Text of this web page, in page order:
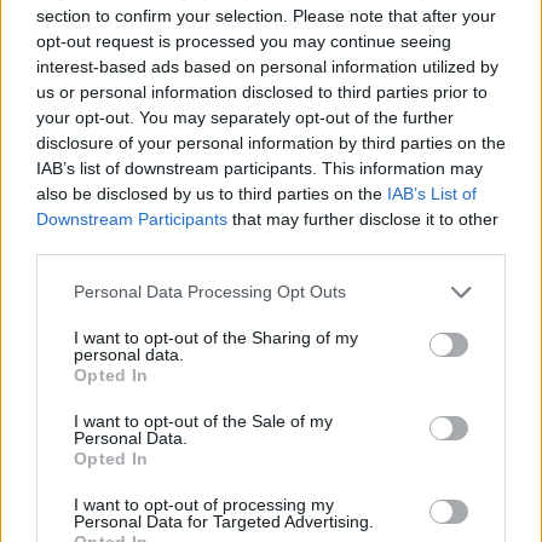
section to confirm your selection. Please note that after your
opt-out request is processed you may continue seeing
interest-based ads based on personal information utilized by
us or personal information disclosed to third parties prior to
your opt-out. You may separately opt-out of the further
disclosure of your personal information by third parties on the
IAB’s list of downstream participants. This information may
also be disclosed by us to third parties on the IAB’s List of
Downstream Participants that may further disclose it to other
Personal Data Processing Opt Outs
I want to opt-out of the Sharing of my
personal data.
Opted In
I want to opt-out of the Sale of my
Personal Data.
Opted In
I want to opt-out of processing my
Personal Data for Targeted Advertising.
Les bienfaits pour la santé : quelle
différence ?
Les avantages de l’huile d’olive
L’huile d’olive, notamment l’extra vierge, est reconnue
pour ses propriétés anti-inflammatoires, grâce à ses
polyphénols et ses antioxydants. Elle contribue à la
réduction du risque de maladies cardiovasculaires, en
augmenter le bon cholestérol (HDL). Sa richesse en
acides mono-insaturés favorise également la santé
du système cardiovasculaire.
Les bénéfices de l’huile de tournesol
L’huile de tournesol est une bonne source de